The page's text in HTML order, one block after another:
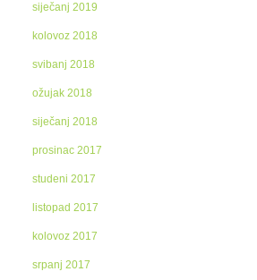
siječanj 2019
kolovoz 2018
svibanj 2018
ožujak 2018
siječanj 2018
prosinac 2017
studeni 2017
listopad 2017
kolovoz 2017
srpanj 2017